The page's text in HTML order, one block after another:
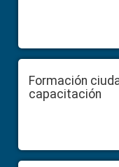
Formación
capacitación